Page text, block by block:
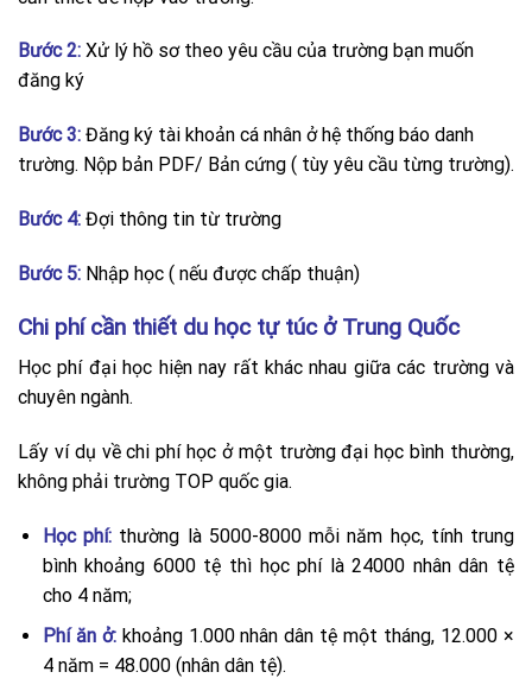
Bước 2: Xử lý hồ sơ theo yêu cầu của trường bạn muốn
đăng ký
Bước 3: Đăng ký tài khoản cá nhân ở hệ thống báo danh
trường. Nộp bản PDF/ Bản cứng ( tùy yêu cầu từng trường).
Bước 4: Đợi thông tin từ trường
Bước 5: Nhập học ( nếu được chấp thuận)
Chi phí cần thiết du học tự túc ở Trung Quốc
Học phí đại học hiện nay rất khác nhau giữa các trường và
chuyên ngành.
Lấy ví dụ về chi phí học ở một trường đại học bình thường,
không phải trường TOP quốc gia.
Học phí: thường là 5000-8000 mỗi năm học, tính trung
bình khoảng 6000 tệ thì học phí là 24000 nhân dân tệ
cho 4 năm;
Phí ăn ở:khoảng 1.000 nhân dân tệ một tháng, 12.000 ×
4 năm = 48.000 (nhân dân tệ).